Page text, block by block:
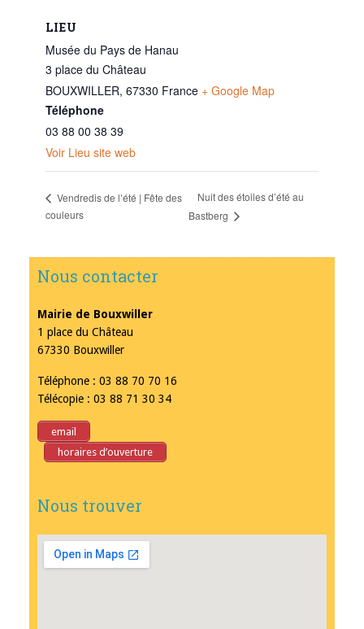
LIEU
Musée du Pays de Hanau
3 place du Château
BOUXWILLER, 67330 France + Google Map
Téléphone
03 88 00 38 39
Voir Lieu site web
Vendredis de l’été | Fête des
couleurs
Nuit des étoiles d’été au
Bastberg
Nous contacter
Mairie de Bouxwiller
1 place du Château
67330 Bouxwiller
Téléphone : 03 88 70 70 16
Télécopie : 03 88 71 30 34
email
horaires d’ouverture
Nous trouver